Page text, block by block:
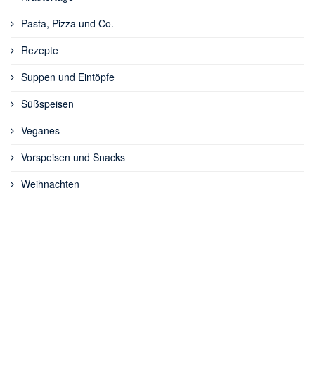
Pasta, Pizza und Co.
Rezepte
Suppen und Eintöpfe
Süßspeisen
Veganes
Vorspeisen und Snacks
Weihnachten